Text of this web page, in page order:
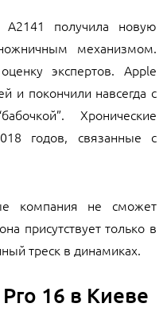
получила новую
механизмом.
экспертов. Apple
и покончили навсегда с
Хронические
годов, связанные с
компания не сможет
присутствует только в
треск в динамиках.
16 в Киеве